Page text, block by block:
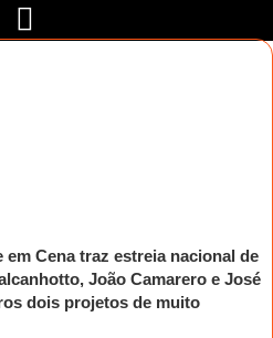
em Cena traz estreia nacional de
João Camarero e José
dois projetos de muito